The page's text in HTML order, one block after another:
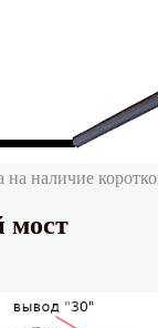
на наличие
мост